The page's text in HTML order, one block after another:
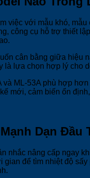
việc với mẫu khó,
công cụ hỗ trợ thiết
cân bằng giữa hiệu
là lựa chọn hợp lý cho
và ML-53A phù hợp
mới, cảm biến ổn
Dạn Đầu
nhắc nâng cấp ngay
gian để tìm nhiệt độ